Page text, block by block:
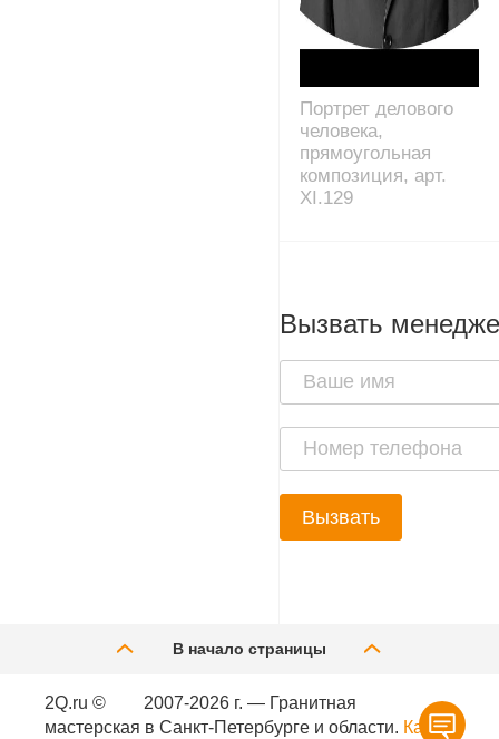
Портрет делового
человека,
прямоугольная
композиция, арт.
XI.129
Вызвать
Вызвать
В начало страницы
2Q.ru ©
2007-2026 г. — Гранитная
мастерская в Санкт-Петербурге и области. Карта